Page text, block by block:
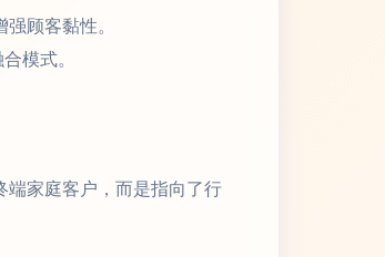
顾客黏性。
模式。
家庭客户，而是指向了行